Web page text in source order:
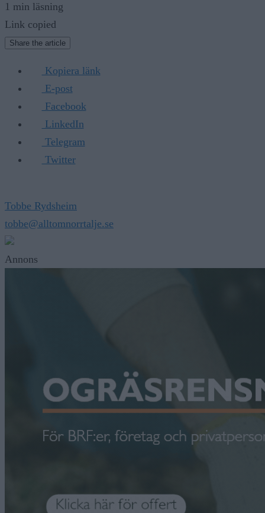
1 min läsning
Link copied
Share the article
Kopiera länk
E-post
Facebook
LinkedIn
Telegram
Twitter
Tobbe Rydsheim
tobbe@alltomnorrtalje.se
Annons